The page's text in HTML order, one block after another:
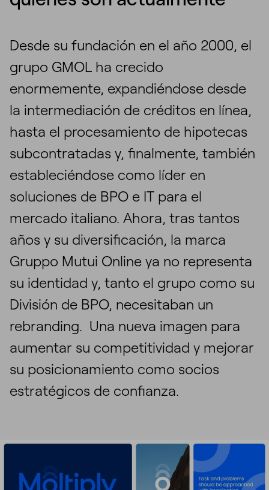
Desde su fundación en el año 2000, el
grupo GMOL ha crecido
enormemente, expandiéndose desde
la intermediación de créditos en línea,
hasta el procesamiento de hipotecas
subcontratadas y, finalmente, también
estableciéndose como líder en
soluciones de BPO e IT para el
mercado italiano. Ahora, tras tantos
años y su diversificación, la marca
Gruppo Mutui Online ya no representa
su identidad y, tanto el grupo como su
División de BPO, necesitaban un
rebranding. Una nueva imagen para
aumentar su competitividad y mejorar
su posicionamiento como socios
estratégicos de confianza.